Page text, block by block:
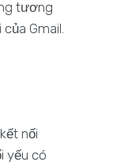
tương
Gmail.
nối
yếu có